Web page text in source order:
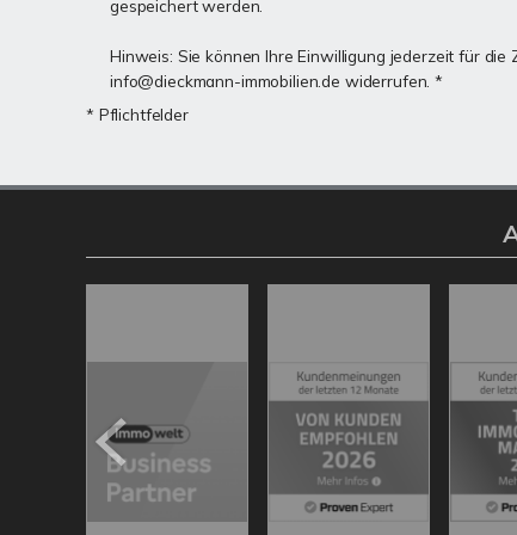
gespeichert werden.
Hinweis: Sie können Ihre Einwilligung jederzeit für die
info@dieckmann-immobilien.de widerrufen. *
* Pflichtfelder